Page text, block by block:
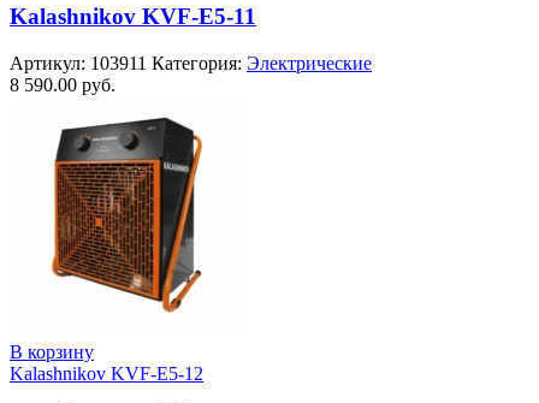
Kalashnikov KVF-E5-11
Артикул: 103911 Категория: Электрические
8 590.00 руб.
В корзину
Kalashnikov KVF-E5-12